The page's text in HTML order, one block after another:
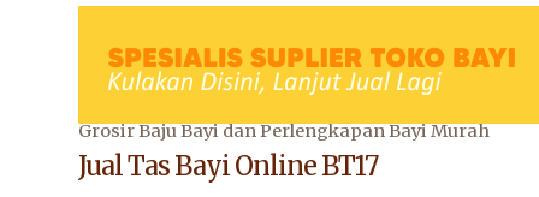
Grosir Baju Bayi dan Perlengkapan Bayi Murah
Jual Tas Bayi Online BT17